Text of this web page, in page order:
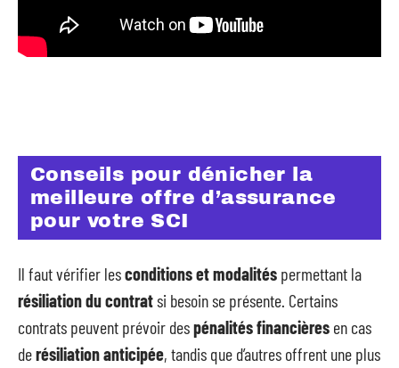
Conseils pour dénicher la
meilleure offre d’assurance
pour votre SCI
Il faut vérifier lesconditions et modalités permettant la
résiliation du contratsi besoin se présente. Certains
contrats peuvent prévoir despénalités financières en cas
derésiliation anticipée, tandis que d’autres offrent une plus